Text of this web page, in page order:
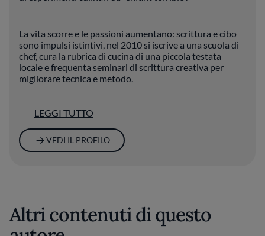
La vita scorre e le passioni aumentano: scrittura e cibo
sono impulsi istintivi, nel 2010 si iscrive a una scuola di
chef, cura la rubrica di cucina di una piccola testata
locale e frequenta seminari di scrittura creativa per
migliorare tecnica e metodo.
Oltre che con Fine Dining Lovers collabora con altri food
blog, oltre a curare il proprio. Il suo pensiero sul food
writing è molto chiaro: “La cosa bella è che si può
scrivere con la bocca piena”.
LEGGI TUTTO
VEDI IL PROFILO
Altri contenuti di questo